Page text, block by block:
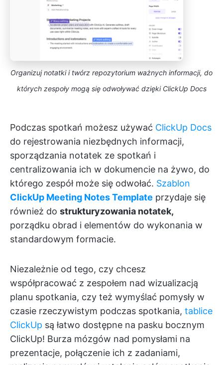
Organizuj notatki i twórz repozytorium ważnych informacji, do
których zespoły mogą się odwoływać dzięki ClickUp Docs
Podczas spotkań możesz używać ClickUp Docs
do rejestrowania niezbędnych informacji,
sporządzania notatek ze spotkań i
centralizowania ich w dokumencie na żywo, do
którego zespół może się odwołać. Szablon
ClickUp Meeting Notes Template przydaje się
również do strukturyzowania notatek,
porządku obrad i elementów do wykonania w
standardowym formacie.
Niezależnie od tego, czy chcesz
współpracować z zespołem nad wizualizacją
planu spotkania, czy też wymyślać pomysły w
czasie rzeczywistym podczas spotkania, tablice
ClickUp są łatwo dostępne na pasku bocznym
ClickUp! Burza mózgów nad pomysłami na
prezentacje, połączenie ich z zadaniami,